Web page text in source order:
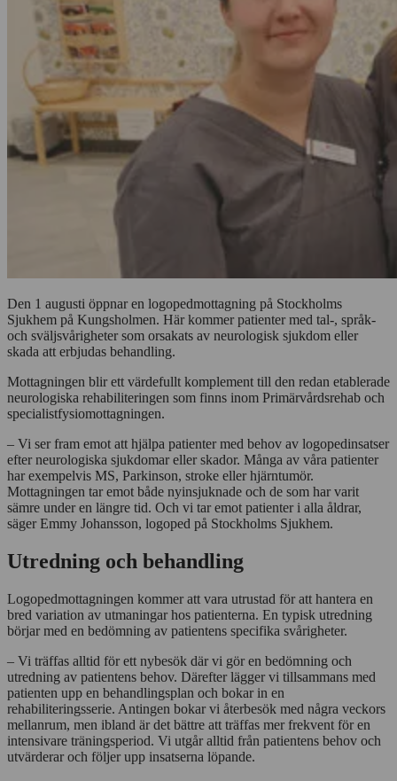
Den 1 augusti öppnar en logopedmottagning på Stockholms
Sjukhem på Kungsholmen. Här kommer patienter med tal-, språk-
och sväljsvårigheter som orsakats av neurologisk sjukdom eller
skada att erbjudas behandling.
Mottagningen blir ett värdefullt komplement till den redan etablerade
neurologiska rehabiliteringen som finns inom Primärvårdsrehab och
specialistfysiomottagningen.
– Vi ser fram emot att hjälpa patienter med behov av logopedinsatser
efter neurologiska sjukdomar eller skador. Många av våra patienter
har exempelvis MS, Parkinson, stroke eller hjärntumör.
Mottagningen tar emot både nyinsjuknade och de som har varit
sämre under en längre tid. Och vi tar emot patienter i alla åldrar,
säger Emmy Johansson, logoped på Stockholms Sjukhem.
Utredning och behandling
Logopedmottagningen kommer att vara utrustad för att hantera en
bred variation av utmaningar hos patienterna. En typisk utredning
börjar med en bedömning av patientens specifika svårigheter.
– Vi träffas alltid för ett nybesök där vi gör en bedömning och
utredning av patientens behov. Därefter lägger vi tillsammans med
patienten upp en behandlingsplan och bokar in en
rehabiliteringsserie. Antingen bokar vi återbesök med några veckors
mellanrum, men ibland är det bättre att träffas mer frekvent för en
intensivare träningsperiod. Vi utgår alltid från patientens behov och
utvärderar och följer upp insatserna löpande.